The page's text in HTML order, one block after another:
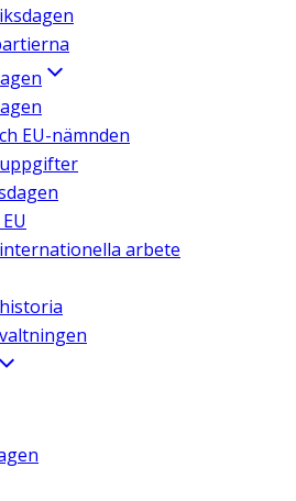
EU-nämnden
arbete